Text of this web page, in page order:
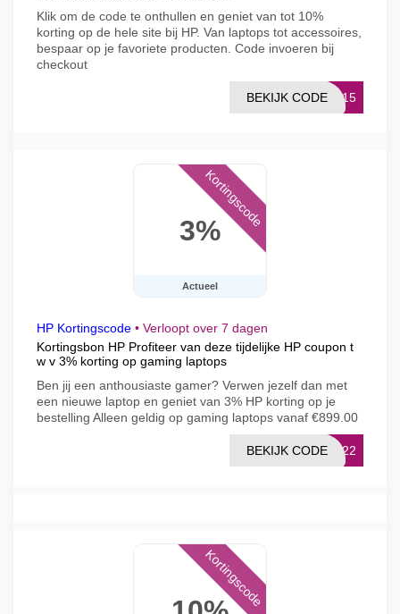
Klik om de code te onthullen en geniet van tot 10%
korting op de hele site bij HP. Van laptops tot accessoires,
bespaar op je favoriete producten. Code invoeren bij
checkout
HE15
BEKIJK CODE
3%
Actueel
Kortingscode
HP Kortingscode • Verloopt over 7 dagen
Kortingsbon HP Profiteer van deze tijdelijke HP coupon t
w v 3% korting op gaming laptops
Ben jij een anthousiaste gamer? Verwen jezelf dan met
een nieuwe laptop en geniet van 3% HP korting op je
bestelling Alleen geldig op gaming laptops vanaf €899.00
0822
BEKIJK CODE
Kortingscode